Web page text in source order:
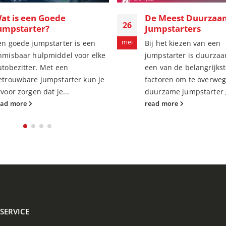
Meest Duurzaamste
het kiezen van een
is duurzaamheid
van de belangrijkste
om te overwegen. Een
jumpstarter gaat...
more
06
mei
Geavanceerde
Veiligheidsfuncties
Jumpstarter
Het starten van een
een lege accu kan
maar de juiste
dit proces niet...
read more